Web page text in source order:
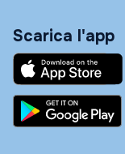
Scarica l'app